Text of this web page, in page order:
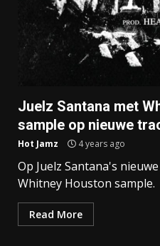
Juelz Santana met
sample op nieuwe
Hot Jamz 4 years ago
Op Juelz Santana's
Whitney Houston sample.
Read More